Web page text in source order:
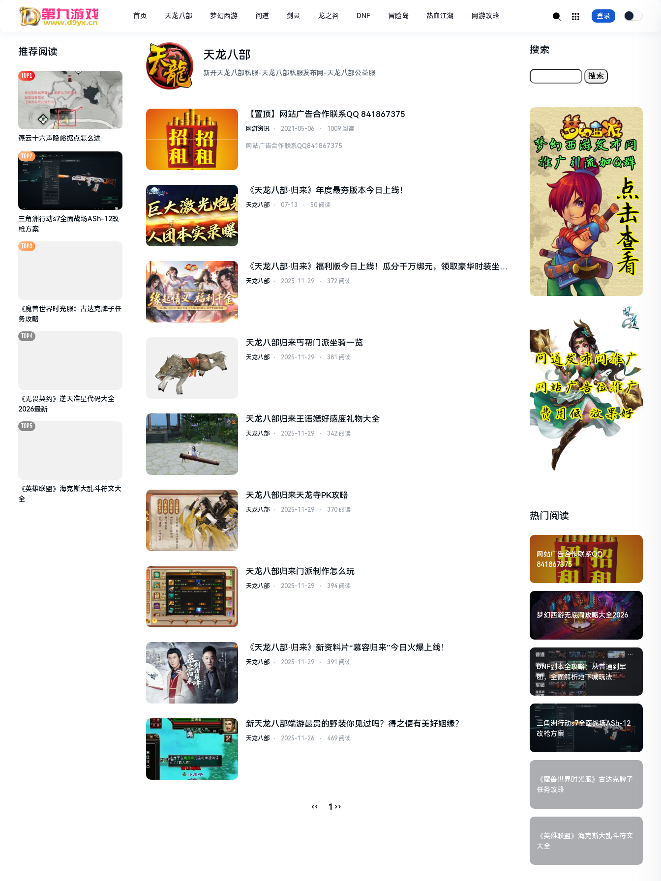
首页 天龙八部 梦幻西游 问道 剑灵 龙之谷 DNF 冒险岛 热血江湖 网游攻略 登录
推荐阅读
燕云十六声隐峪据点怎么进
TOP1
三角洲行动s7全面战场ASh-12改
枪方案
TOP2
《魔兽世界时光服》古达克牌子任
务攻略
TOP3
《无畏契约》逆天准星代码大全
2026最新
TOP4
《英雄联盟》海克斯大乱斗符文大
全
TOP5
天龙八部
新开天龙八部私服-天龙八部私服发布网-天龙八部公益服
【置顶】网站广告合作联系QQ 841867375
网游资讯 ⋅ 2021-05-06 ⋅ 1009 阅读
网站广告合作联系QQ841867375
《天龙八部·归来》年度最夯版本今日上线！
天龙八部 ⋅ 07-13 ⋅ 50 阅读
《天龙八部·归来》福利版今日上线！瓜分千万绑元，领取豪华时装坐
骑！
天龙八部 ⋅ 2025-11-29 ⋅ 372 阅读
天龙八部归来丐帮门派坐骑一览
天龙八部 ⋅ 2025-11-29 ⋅ 381 阅读
天龙八部归来王语嫣好感度礼物大全
天龙八部 ⋅ 2025-11-29 ⋅ 342 阅读
天龙八部归来天龙寺PK攻略
天龙八部 ⋅ 2025-11-29 ⋅ 370 阅读
天龙八部归来门派制作怎么玩
天龙八部 ⋅ 2025-11-29 ⋅ 394 阅读
《天龙八部·归来》新资料片“慕容归来”今日火爆上线！
天龙八部 ⋅ 2025-11-29 ⋅ 391 阅读
新天龙八部端游最贵的野装你见过吗？得之便有美好姻缘？
天龙八部 ⋅ 2025-11-26 ⋅ 469 阅读
‹‹ 1 ››
搜索
热门阅读
网站广告合作联系QQ
841867375
梦幻西游无底洞攻略大全2026
DNF副本全攻略：从普通到军
团，全面解析地下城玩法！
三角洲行动s7全面战场ASh-12
改枪方案
《魔兽世界时光服》古达克牌子
任务攻略
《英雄联盟》海克斯大乱斗符文
大全